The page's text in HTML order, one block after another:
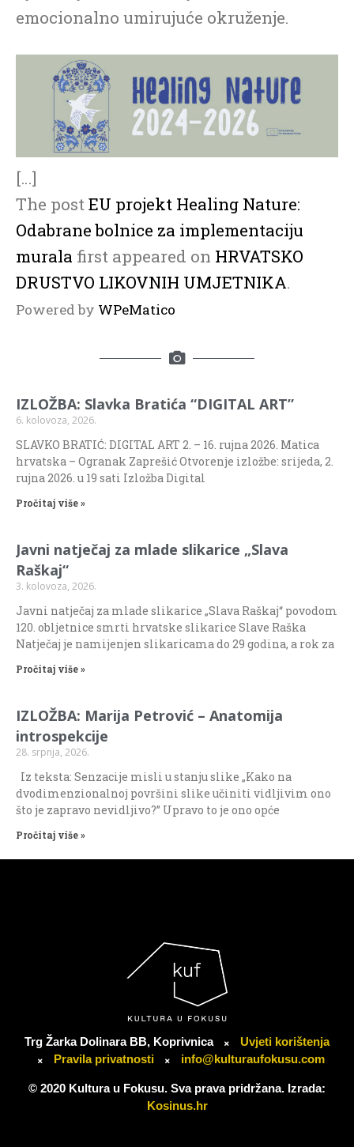
emocionalno umirujuće okruženje.
[…]
The postEU projekt Healing Nature:
Odabrane bolnice za implementaciju
murala first appeared on HRVATSKO
DRUSTVO LIKOVNIH UMJETNIKA.
Powered by WPeMatico
IZLOŽBA: Slavka Bratića “DIGITAL ART”
6. kolovoza, 2026.
SLAVKO BRATIĆ: DIGITAL ART 2. – 16. rujna 2026. Matica
hrvatska – Ogranak Zaprešić Otvorenje izložbe: srijeda, 2.
rujna 2026. u 19 sati Izložba Digital
Pročitaj više »
Javni natječaj za mlade slikarice „Slava
Raškaj“
3. kolovoza, 2026.
Javni natječaj za mlade slikarice „Slava Raškaj“ povodom
120. obljetnice smrti hrvatske slikarice Slave Raška
Natječaj je namijenjen slikaricama do 29 godina, a rok za
Pročitaj više »
IZLOŽBA: Marija Petrović – Anatomija
introspekcije
28. srpnja, 2026.
Iz teksta: Senzacije misli u stanju slike „Kako na
dvodimenzionalnoj površini slike učiniti vidljivim ono
što je zapravo nevidljivo?” Upravo to je ono opće
Pročitaj više »
Trg Žarka Dolinara BB, Koprivnica
Uvjeti korištenja
Pravila privatnosti
info@kulturaufokusu.com
© 2020 Kultura u Fokusu. Sva prava pridržana. Izrada:
Kosinus.hr